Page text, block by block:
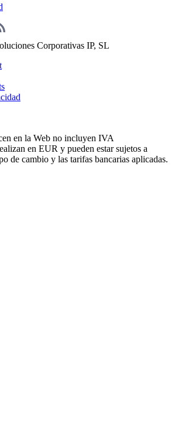
Corporativas IP, SL
en la Web no incluyen IVA
en EUR y pueden estar sujetos a
de cambio y las tarifas bancarias aplicadas.